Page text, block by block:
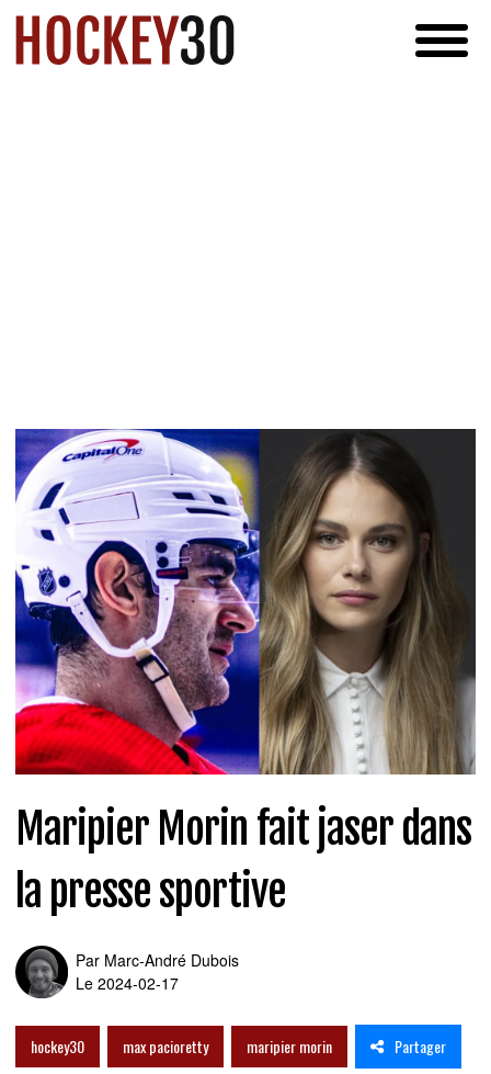
Maripier Morin fait jaser dans
la presse sportive
Par Marc-André Dubois
Le 2024-02-17
hockey30 max pacioretty maripier morin Partager